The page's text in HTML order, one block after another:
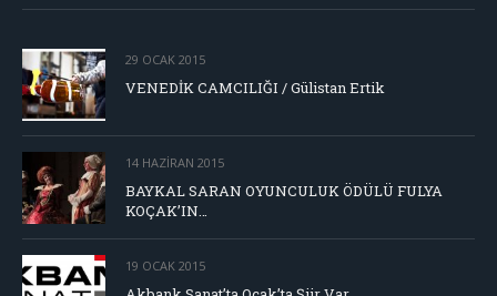
29 OCAK 2015
VENEDİK CAMCILIĞI / Gülistan Ertik
14 HAZIRAN 2015
BAYKAL SARAN OYUNCULUK ÖDÜLÜ FULYA
KOÇAK’IN…
19 OCAK 2015